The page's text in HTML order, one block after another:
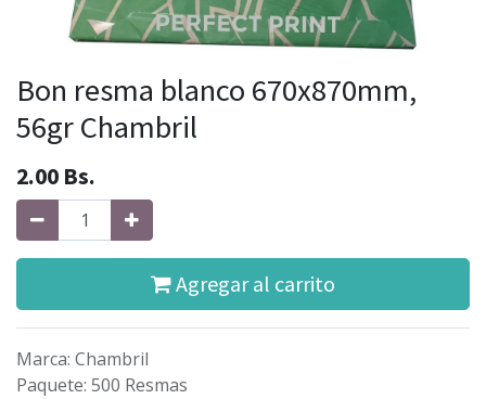
Bon resma blanco 670x870mm,
56gr Chambril
2.00 Bs.
Agregar al carrito
Marca: Chambril
Paquete: 500 Resmas